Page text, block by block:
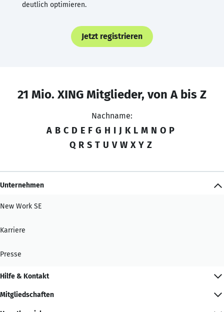
deutlich optimieren.
Jetzt registrieren
21 Mio. XING Mitglieder, von A bis Z
Nachname:
A B C D E F G H I J K L M N O P
Q R S T U V W X Y Z
Unternehmen
New Work SE
Karriere
Presse
Hilfe & Kontakt
Mitgliedschaften